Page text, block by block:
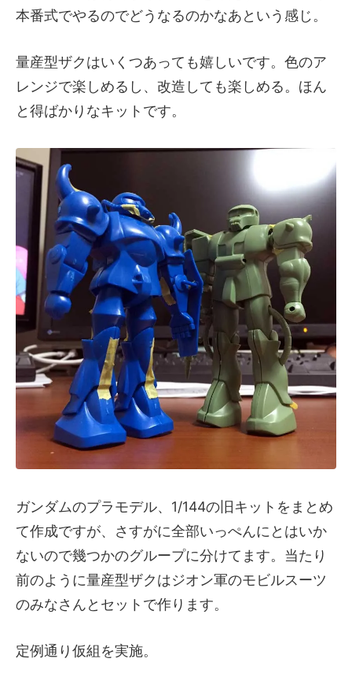
本番式でやるのでどうなるのかなあという感じ。
量産型ザクはいくつあっても嬉しいです。色のア
レンジで楽しめるし、改造しても楽しめる。ほん
と得ばかりなキットです。
ガンダムのプラモデル、1/144の旧キットをまとめ
て作成ですが、さすがに全部いっぺんにとはいか
ないので幾つかのグループに分けてます。当たり
前のように量産型ザクはジオン軍のモビルスーツ
のみなさんとセットで作ります。
定例通り仮組を実施。